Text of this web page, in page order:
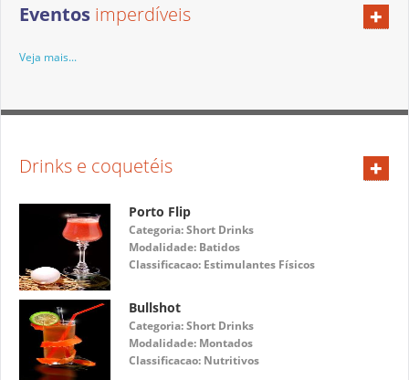
Eventos imperdíveis +
Veja mais...
Drinks e coquetéis +
Porto Flip
Categoria: Short Drinks
Modalidade: Batidos
Classificacao: Estimulantes Físicos
Bullshot
Categoria: Short Drinks
Modalidade: Montados
Classificacao: Nutritivos